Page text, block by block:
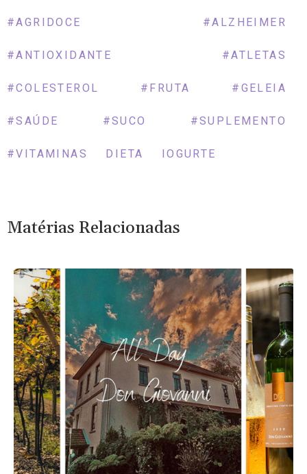
#AGRIDOCE #ALZHEIMER
#ANTIOXIDANTE #ATLETAS
#COLESTEROL #FRUTA #GELEIA
#SAÚDE #SUCO #SUPLEMENTO
#VITAMINAS DIETA IOGURTE
Matérias Relacionadas